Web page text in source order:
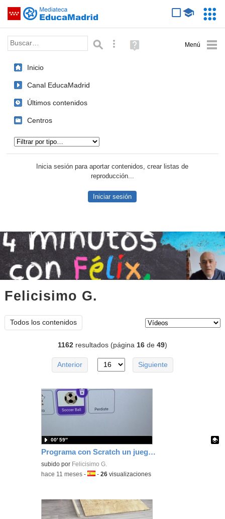
Saltar navegación
Palabra o frase: Búsqueda avanzada
Ayuda
(en
Inicio
Canal EducaMadrid
Últimos contenidos
Centros
Inicia sesión para aportar contenidos, crear listas de
reproducción...
Iniciar sesión
Felicisimo G.
Todos los contenidos
1162resultados (página 16de 49)
Anterior Siguiente
Programa con Scratch un juego sencillo de fútbol para trabajar los bloques de control y sensores
Contenido educativo.
subido por Felicisimo G.
00′ 59″
-hace 11 meses -Idioma:
-26 visualizaciones